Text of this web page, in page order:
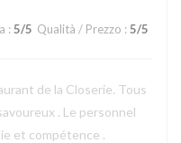
: 5/5 Qualità / Prezzo : 5/5
de la Closerie. Tous
. Le personnel
et compétence .